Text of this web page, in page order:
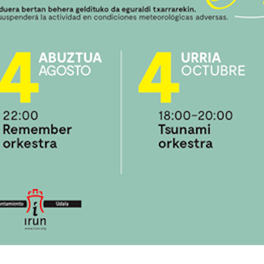
Iturgintza
ITURTXOKO
Oiartzun
Ostalaritza
TXIRIN
Pasaia